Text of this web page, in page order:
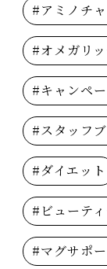
#アミノチ
#オメガリ
#キャンペ
#スタッフ
#ダイエット
#ビューテ
#マグサポ